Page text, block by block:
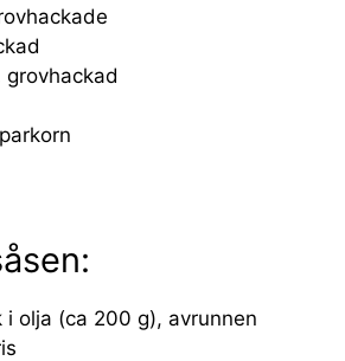
grovhackad
i olja (ca 200 g), avrunnen